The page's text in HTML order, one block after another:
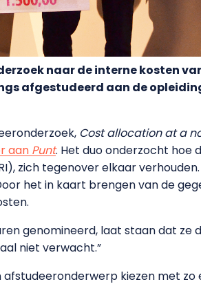
naar de interne kosten
afgestudeerd aan de
Cost allocation at a
aan Punt. Het duo onderzocht hoe
zich tegenover elkaar
het in kaart brengen van de
genomineerd, laat staan dat ze
niet verwacht.”
kiezen met zo